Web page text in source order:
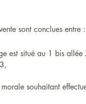
sont conclues entre :
est situé au 1 bis
souhaitant